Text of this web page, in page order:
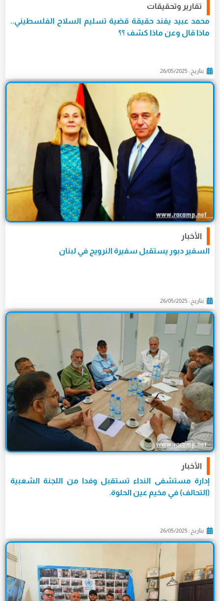
تقارير وتحقيقات
محمد عبيد يفند حقيقة قضية تسليم السلاح الفلسطيني..
ماذا قال وعن ماذا كشف ؟؟
بتاريخ : 26/05/2025
الأخبار
السفير دبور يستقبل سفيرة النرويج في لبنان
بتاريخ : 26/05/2025
الأخبار
إدارة مستشفى النداء تستقبل وفدا من اللجنة الشعبية
(التحالف) في مخيم عين الحلوة.
بتاريخ : 26/05/2025